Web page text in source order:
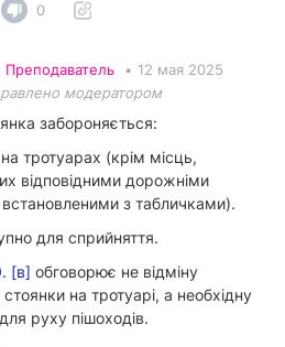
0
Преподаватель • 12 мая 2025
модератором
забороняється:
на тротуарах (крім місць,
відповідними дорожніми
з табличками).
для сприйняття.
[в] обговорює не відміну
на тротуарі, а необхідну
руху пішоходів.